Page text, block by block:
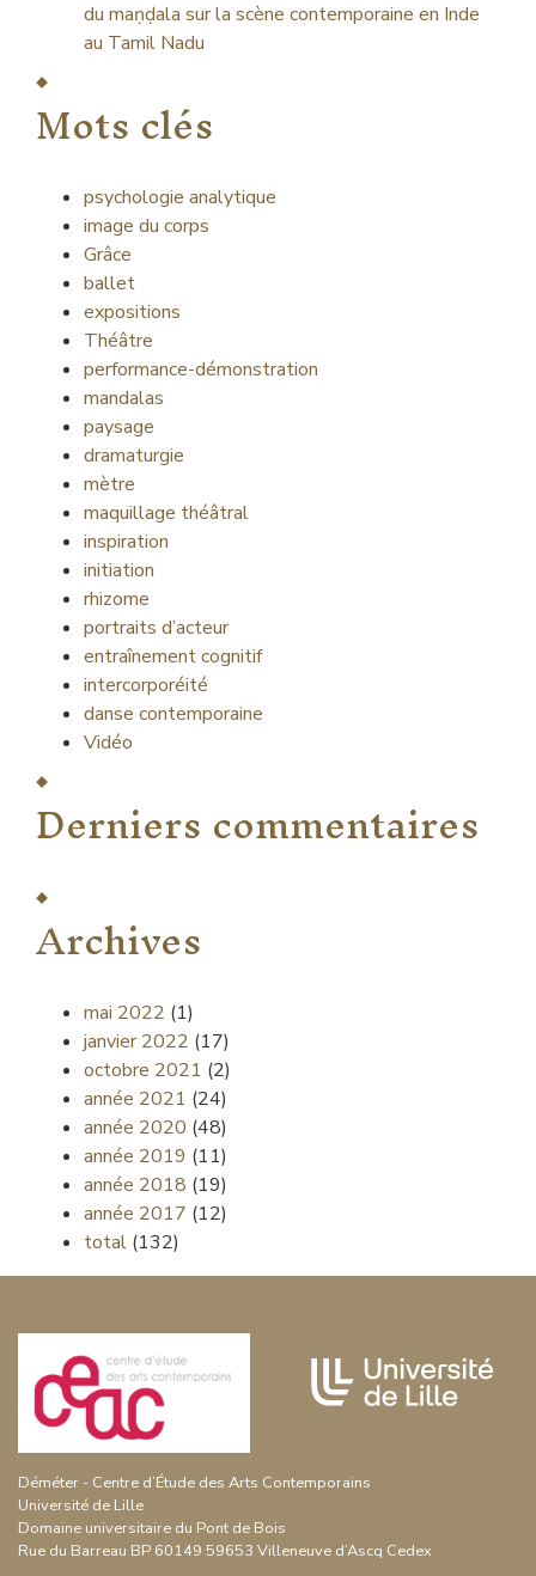
du maṇḍala sur la scène contemporaine en Inde
au Tamil Nadu
Mots clés
psychologie analytique
image du corps
Grâce
ballet
expositions
Théâtre
performance-démonstration
mandalas
paysage
dramaturgie
mètre
maquillage théâtral
inspiration
initiation
rhizome
portraits d’acteur
entraînement cognitif
intercorporéité
danse contemporaine
Vidéo
Derniers commentaires
Archives
mai 2022 (1)
janvier 2022 (17)
octobre 2021 (2)
année 2021 (24)
année 2020 (48)
année 2019 (11)
année 2018 (19)
année 2017 (12)
total (132)
Déméter - Centre d’Étude des Arts Contemporains
Université de Lille
Domaine universitaire du Pont de Bois
Rue du Barreau BP 60149 59653 Villeneuve d’Ascq Cedex